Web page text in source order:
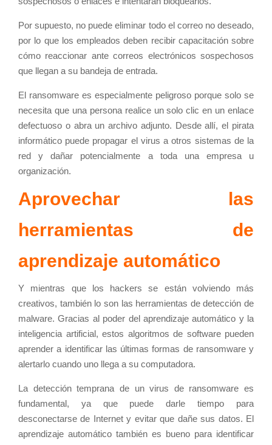
Por supuesto, no puede eliminar todo el correo no deseado,
por lo que los empleados deben recibir capacitación sobre
cómo reaccionar ante correos electrónicos sospechosos
que llegan a su bandeja de entrada.
El ransomware es especialmente peligroso porque solo se
necesita que una persona realice un solo clic en un enlace
defectuoso o abra un archivo adjunto. Desde allí, el pirata
informático puede propagar el virus a otros sistemas de la
red y dañar potencialmente a toda una empresa u
organización.
Aprovechar las
herramientas de
aprendizaje automático
Y mientras que los hackers se están volviendo más
creativos, también lo son las herramientas de detección de
malware. Gracias al poder del aprendizaje automático y la
inteligencia artificial, estos algoritmos de software pueden
aprender a identificar las últimas formas de ransomware y
alertarlo cuando uno llega a su computadora.
La detección temprana de un virus de ransomware es
fundamental, ya que puede darle tiempo para
desconectarse de Internet y evitar que dañe sus datos. El
aprendizaje automático también es bueno para identificar